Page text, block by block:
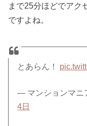
まで25分ほどでアク
ですよね。
とあらん！
— マンションマニ
4日